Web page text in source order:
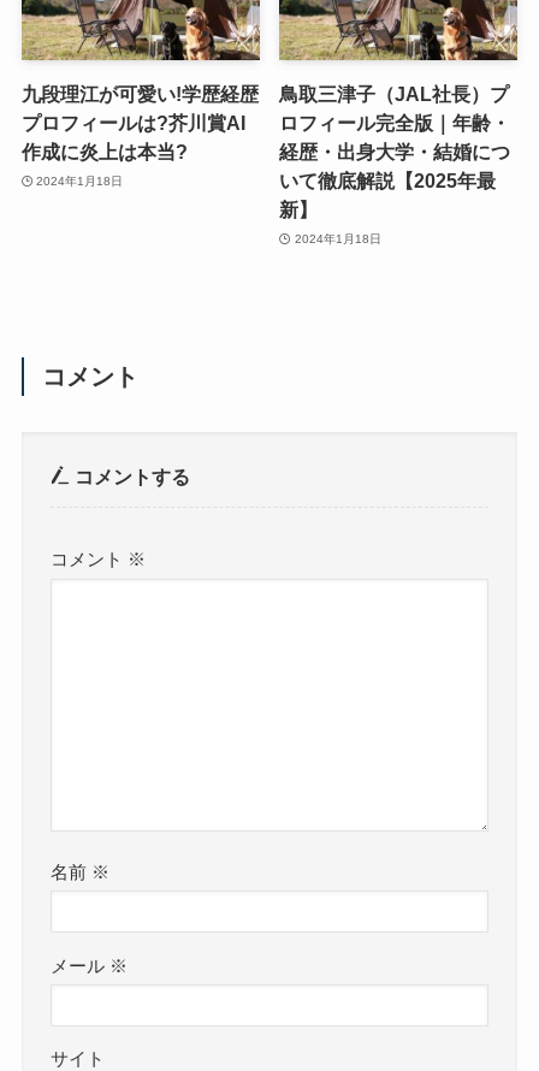
九段理江が可愛い!学歴経歴
プロフィールは?芥川賞AI
作成に炎上は本当?
2024年1月18日
鳥取三津子（JAL社長）プ
ロフィール完全版｜年齢・
経歴・出身大学・結婚につ
いて徹底解説【2025年最
新】
2024年1月18日
コメント
コメントする
コメント ※
名前 ※
メール ※
サイト